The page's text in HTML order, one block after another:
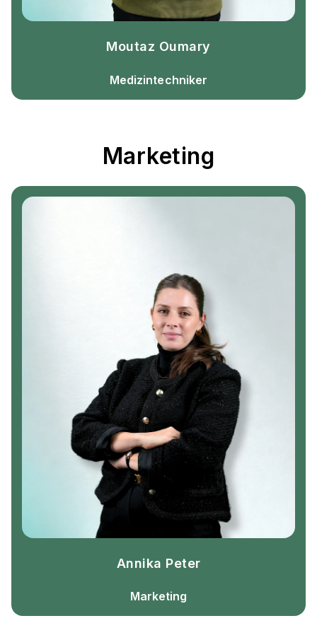
Moutaz Oumary
Medizintechniker
Marketing
Annika Peter
Marketing